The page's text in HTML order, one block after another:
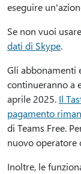
eseguire
Se non vuoi
dati di Skype.
Gli abbonamenti
continueranno a
aprile 2025. Il
pagamento
di Teams Free.
nuovo operatore
Inoltre, le